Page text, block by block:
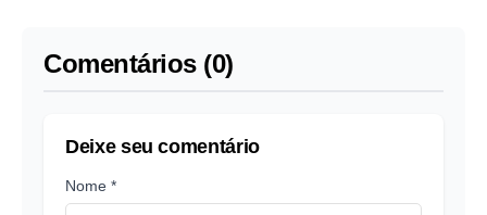
Comentários (0)
Deixe seu comentário
Nome *